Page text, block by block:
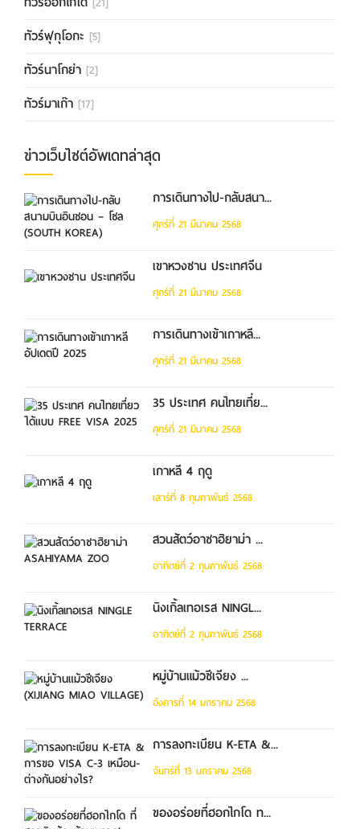
ทัวร์ฟุกุโอกะ [5]
ทัวร์นาโกย่า [2]
ทัวร์มาเก๊า [17]
ข่าวเว็บไซต์อัพเดทล่าสุด
การเดินทางไป-กลับสนา...
ศุกร์ที่ 21 มีนาคม 2568
เขาหวงซาน ประเทศจีน
ศุกร์ที่ 21 มีนาคม 2568
การเดินทางเข้าเกาหลี...
ศุกร์ที่ 21 มีนาคม 2568
35 ประเทศ คนไทยเที่ย...
ศุกร์ที่ 21 มีนาคม 2568
เกาหลี 4 ฤดู
เสาร์ที่ 8 กุมภาพันธ์ 2568
สวนสัตว์อาซาฮิยาม่า ...
อาทิตย์ที่ 2 กุมภาพันธ์ 2568
นิงเกิ้ลเทอเรส NINGL...
อาทิตย์ที่ 2 กุมภาพันธ์ 2568
หมู่บ้านแม้วซีเจียง ...
อังคารที่ 14 มกราคม 2568
การลงทะเบียน K-ETA &...
จันทร์ที่ 13 มกราคม 2568
ของอร่อยที่ฮอกไกโด ท...